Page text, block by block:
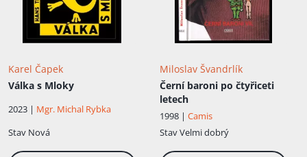
Karel Čapek
Válka s Mloky
2023 | Mgr. Michal Rybka
Stav Nová
Miloslav Švandrlík
Černí baroni po čtyřiceti
letech
1998 | Camis
StavVelmi dobrý